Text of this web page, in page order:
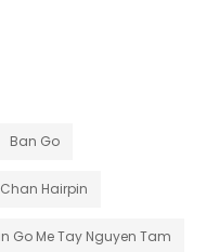
Ban Go
Hairpin
Go Me Tay Nguyen Tam